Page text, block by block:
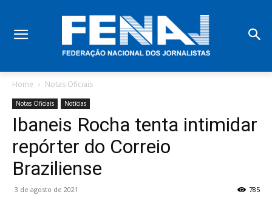
Home Notas Oficiais
Notas Oficiais Notícias
Ibaneis Rocha tenta intimidar
repórter do Correio
Braziliense
3 de agosto de 2021 785